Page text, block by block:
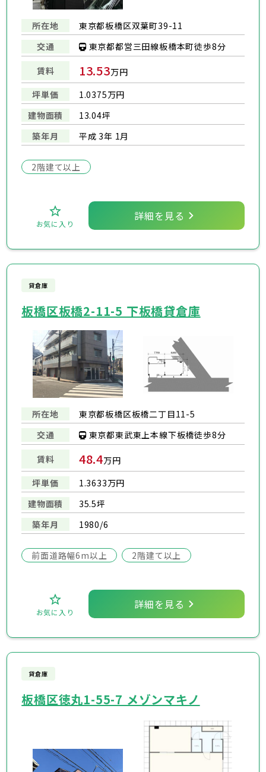
所在地
東京都板橋区双葉町39-11
交通
東京都都営三田線板橋本町徒歩8分
賃料 13.53万円
坪単価
1.0375万円
建物面積
13.04坪
築年月
平成 3年 1月
2階建て以上
お気に入り
詳細を見る
貸倉庫
板橋区板橋2-11-5 下板橋貸倉庫
所在地
東京都板橋区板橋二丁目11-5
交通
東京都東武東上本線下板橋徒歩8分
賃料 48.4万円
坪単価
1.3633万円
建物面積
35.5坪
築年月
1980/6
前面道路幅6m以上 2階建て以上
お気に入り
詳細を見る
貸倉庫
板橋区徳丸1-55-7 メゾンマキノ